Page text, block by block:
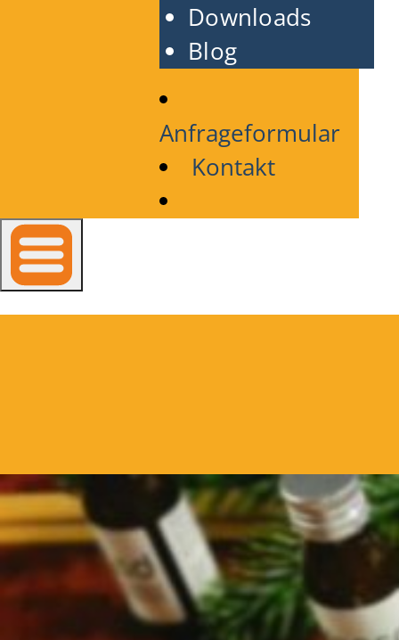
Downloads
Blog
Anfrageformular
Kontakt